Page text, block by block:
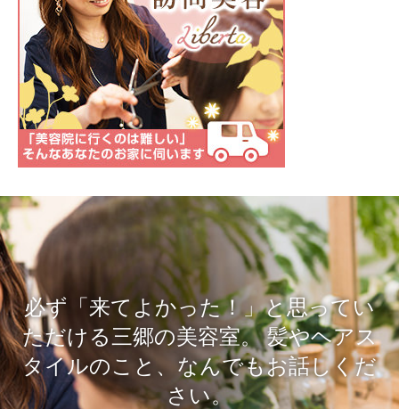
必ず「来てよかった！」と思ってい
ただける三郷の美容室。髪やヘアス
タイルのこと、なんでもお話しくだ
さい。